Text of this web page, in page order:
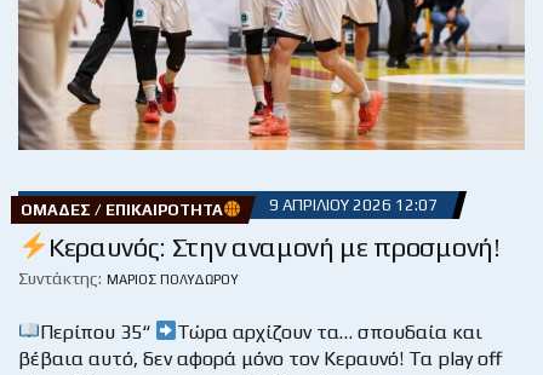
ΟΜΆΔΕΣ / ΕΠΙΚΑΙΡΌΤΗΤΑ 9 ΑΠΡΙΛΊΟΥ 2026 12:07
Κεραυνός: Στην αναμονή με προσμονή!
Συντάκτης: ΜΆΡΙΟΣ ΠΟΛΥΔΏΡΟΥ
Περίπου 35“
Τώρα αρχίζουν τα… σπουδαία και
βέβαια αυτό, δεν αφορά μόνο τον Κεραυνό! Τα play off